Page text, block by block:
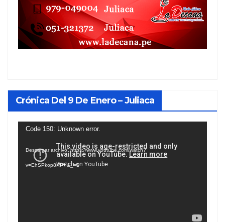
Crónica Del 9 De Enero – Juliaca
Reproductor
vídeo
Code 150: Unknown error.
Descargar archivo: https://www.youtube.com/watch?
v=EhSPkop8KPY&_=1